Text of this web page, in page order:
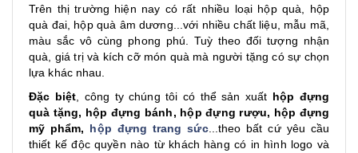
Trên thị trường hiện nay có rất nhiều loại hộp quà, hộp
quà đai, hộp quà âm dương...với nhiều chất liệu, mẫu mã,
màu sắc vô cùng phong phú. Tuỳ theo đối tượng nhận
quà, giá trị và kích cỡ món quà mà người tặng có sự chọn
lựa khác nhau.
Đặc biệt , công ty chúng tôi có thể sản xuất hộp đựng
quà tặng, hộp đựng bánh, hộp đựng rượu, hộp đựng
mỹ phẩm, hộp đựng trang sức...theo bất cứ yêu cầu
thiết kế độc quyền nào từ khách hàng có in hình logo và